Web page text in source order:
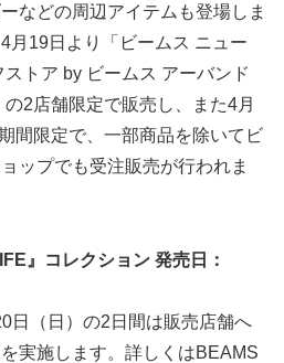
などの周辺アイテムも登場しま
月19日より「ビームス ニュー
トア by ビームス アーバンド
2店舗限定で販売し、また4月
間限定で、一部商品を除いてビ
ップでも受注販売が行われま
』コレクション 発売日：
日（日）の2日間は販売店舗へ
実施します。詳しくはBEAMS